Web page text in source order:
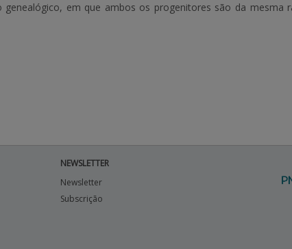
em que ambos os progenitores são da mesma
NEWSLETTER
Newsletter
Subscrição